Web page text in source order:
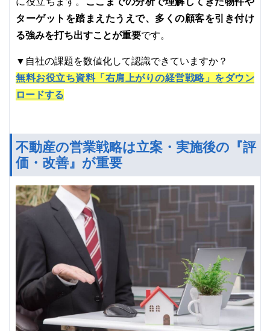
ターゲットを踏まえたうえで、多くの顧客を引き付け
る強みを打ち出すことが重要です。
▼自社の課題を数値化して認識できていますか？
無料お役立ち資料「右肩上がりの経営戦略」をダウン
ロードする
不動産の営業戦略は立案・実施後の『評
価・改善』が重要